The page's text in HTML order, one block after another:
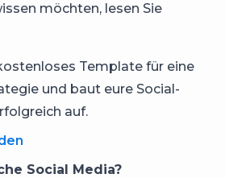
möchten, lesen Sie
Template für eine
und baut eure Social-
auf.
Social Media?